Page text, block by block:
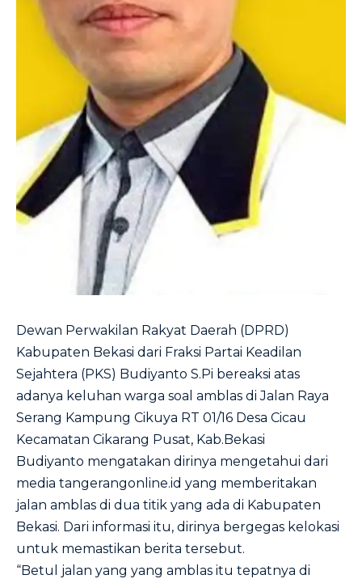
Dewan Perwakilan Rakyat Daerah (DPRD)
Kabupaten Bekasi dari Fraksi Partai Keadilan
Sejahtera (PKS) Budiyanto S.Pi bereaksi atas
adanya keluhan warga soal amblas di Jalan Raya
Serang Kampung Cikuya RT 01/16 Desa Cicau
Kecamatan Cikarang Pusat, Kab.Bekasi
Budiyanto mengatakan dirinya mengetahui dari
media tangerangonline.id yang memberitakan
jalan amblas di dua titik yang ada di Kabupaten
Bekasi. Dari informasi itu, dirinya bergegas kelokasi
untuk memastikan berita tersebut.
“Betul jalan yang yang amblas itu tepatnya di